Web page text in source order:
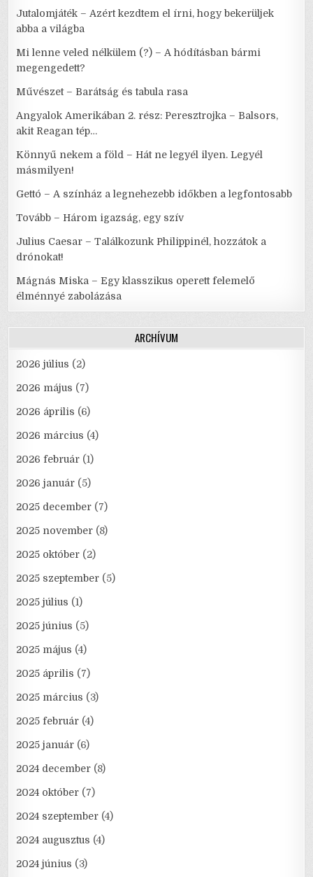
Jutalomjáték – Azért kezdtem el írni, hogy bekerüljek
abba a világba
Mi lenne veled nélkülem (?) – A hódításban bármi
megengedett?
Művészet – Barátság és tabula rasa
Angyalok Amerikában 2. rész: Peresztrojka – Balsors,
akit Reagan tép…
Könnyű nekem a föld – Hát ne legyél ilyen. Legyél
másmilyen!
Gettó – A színház a legnehezebb időkben a legfontosabb
Tovább – Három igazság, egy szív
Julius Caesar – Találkozunk Philippinél, hozzátok a
drónokat!
Mágnás Miska – Egy klasszikus operett felemelő
élménnyé zabolázása
ARCHÍVUM
2026 július (2)
2026 május (7)
2026 április (6)
2026 március (4)
2026 február (1)
2026 január (5)
2025 december (7)
2025 november (8)
2025 október (2)
2025 szeptember (5)
2025 július (1)
2025 június (5)
2025 május (4)
2025 április (7)
2025 március (3)
2025 február (4)
2025 január (6)
2024 december (8)
2024 október (7)
2024 szeptember (4)
2024 augusztus (4)
2024 június (3)